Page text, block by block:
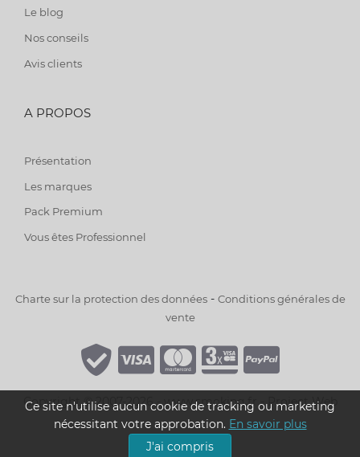
Le blog
Nos conseils
Avis clients
A PROPOS
Présentation
Les marques
Pack Premium
Vous êtes Professionnel
Charte sur la protection des données- Conditions générales de
vente
Copyright © 2007-2026 - www.smoking.fr -Project Web
Ce site n'utilise aucun cookie de tracking ou marketing
nécessitant votre approbation. En savoir plus
J'ai compris